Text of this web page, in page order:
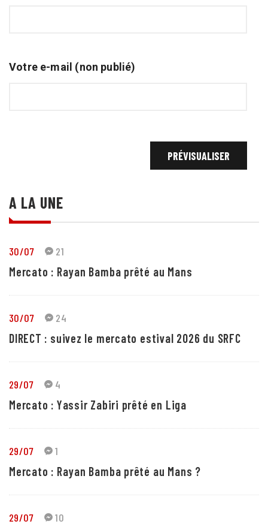
Votre e-mail (non publié)
A LA UNE
30/07 21
Mercato : Rayan Bamba prêté au Mans
30/07 24
DIRECT : suivez le mercato estival 2026 du SRFC
29/07 4
Mercato : Yassir Zabiri prêté en Liga
29/07 1
Mercato : Rayan Bamba prêté au Mans ?
29/07 10